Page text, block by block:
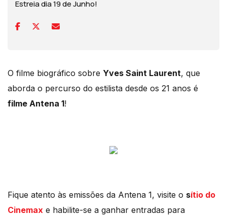
Estreia dia 19 de Junho!
O filme biográfico sobre Yves Saint Laurent, que
aborda o percurso do estilista desde os 21 anos é
filme Antena 1!
Fique atento às emissões da Antena 1, visite o sítio do
Cinemax e habilite-se a ganhar entradas para